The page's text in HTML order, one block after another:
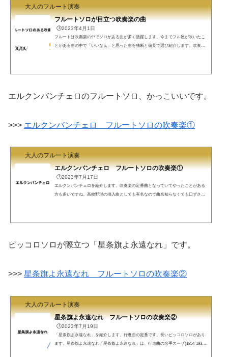
大人のフルート演奏
フルートソロが目立つ吹奏楽の曲
🕒️2023年4月1日
フルートは吹奏楽の中でソロがある曲が多く活躍します。今までフル屋が吹いたこ
とがある曲の中で「いいなぁ」と思った曲を独断と偏見で選び紹介します。吹奏楽
エルクンバンチェロのフルートソロ、かっこいいです。
>>> エルクンバンチェロ フルートソロの吹奏楽①
大人のフルート演奏
エルクンバンチェロ フルートソロの吹奏楽①
🕒️2023年7月17日
エルクンバンチェロを紹介します。吹奏楽の定番曲となっていてやったことがある
方も多いですね。高校野球の挿入曲としても有名なので曲名知らなくても口ずさめ
ピッコロソロが際立つ「星条旗よ永遠なれ」です。
>>> 星条旗よ永遠なれ フルートソロの吹奏楽②
大人のフルート演奏
星条旗よ永遠なれ フルートソロの吹奏楽②
🕒️2023年7月19日
「星条旗よ永遠なれ」を紹介します。行進曲の定番です。長いピッコロソロがあり
ます。星条旗よ永遠なれ「星条旗よ永遠なれ」は、行進曲の名手スーザ(1854-1932)